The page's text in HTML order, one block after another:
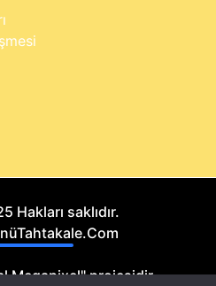
Hakları saklıdır.
Megapixel" projesidir.